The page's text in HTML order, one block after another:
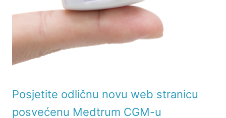
Posjetite odličnu novu web stranicu
posvećenu Medtrum CGM-u